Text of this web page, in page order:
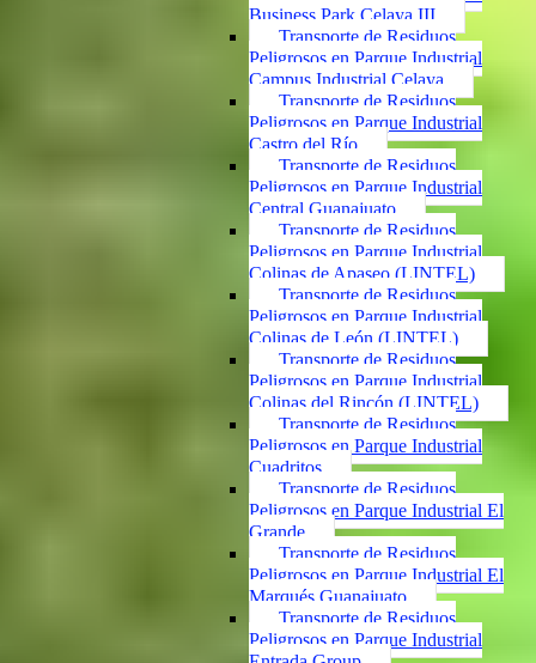
Business Park Celaya III
Transporte de Residuos
Peligrosos en Parque Industrial
Campus Industrial Celaya
Transporte de Residuos
Peligrosos en Parque Industrial
Castro del Río
Transporte de Residuos
Peligrosos en Parque Industrial
Central Guanajuato
Transporte de Residuos
Peligrosos en Parque Industrial
Colinas de Apaseo (LINTEL)
Transporte de Residuos
Peligrosos en Parque Industrial
Colinas de León (LINTEL)
Transporte de Residuos
Peligrosos en Parque Industrial
Colinas del Rincón (LINTEL)
Transporte de Residuos
Peligrosos en Parque Industrial
Cuadritos
Transporte de Residuos
Peligrosos en Parque Industrial El
Grande
Transporte de Residuos
Peligrosos en Parque Industrial El
Marqués Guanajuato
Transporte de Residuos
Peligrosos en Parque Industrial